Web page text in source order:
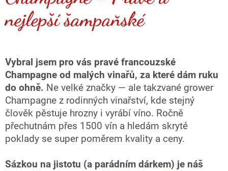
nejlepší šampaňské
Vybral jsem pro vás pravé francouzské
Champagne od malých vinařů, za které dám ruku
do ohně. Ne velké značky — ale takzvané grower
Champagne z rodinných vinařství, kde stejný
člověk pěstuje hrozny i vyrábí víno. Ročně
přechutnám přes 1500 vín a hledám skryté
poklady se super poměrem kvality a ceny.
Sázkou na jistotu (a parádním dárkem) je náš